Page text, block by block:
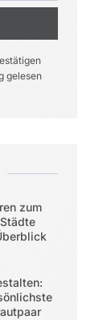
gelesen
zum